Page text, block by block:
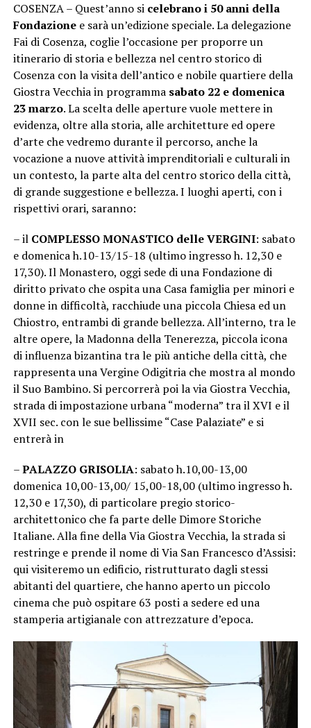
COSENZA – Quest’anno si celebrano i 50 anni della
Fondazionee sarà un’edizione speciale. La delegazione
Fai di Cosenza, coglie l’occasione per proporre un
itinerario di storia e bellezza nel centro storico di
Cosenza con la visita dell’antico e nobile quartiere della
Giostra Vecchia in programma sabato 22 e domenica
23 marzo. La scelta delle aperture vuole mettere in
evidenza, oltre alla storia, alle architetture ed opere
d’arte che vedremo durante il percorso, anche la
vocazione a nuove attività imprenditoriali e culturali in
un contesto, la parte alta del centro storico della città,
di grande suggestione e bellezza. I luoghi aperti, con i
rispettivi orari, saranno:
– il COMPLESSO MONASTICO delle VERGINI: sabato
e domenica h.10-13/15-18 (ultimo ingresso h. 12,30 e
17,30). Il Monastero, oggi sede di una Fondazione di
diritto privato che ospita una Casa famiglia per minori e
donne in difficoltà, racchiude una piccola Chiesa ed un
Chiostro, entrambi di grande bellezza. All’interno, tra le
altre opere, la Madonna della Tenerezza, piccola icona
di influenza bizantina tra le più antiche della città, che
rappresenta una Vergine Odigitria che mostra al mondo
il Suo Bambino. Si percorrerà poi la via Giostra Vecchia,
strada di impostazione urbana “moderna” tra il XVI e il
XVII sec. con le sue bellissime “Case Palaziate” e si
entrerà in
–PALAZZO GRISOLIA: sabato h.10,00-13,00
domenica 10,00-13,00/ 15,00-18,00 (ultimo ingresso h.
12,30 e 17,30), di particolare pregio storico-
architettonico che fa parte delle Dimore Storiche
Italiane. Alla fine della Via Giostra Vecchia, la strada si
restringe e prende il nome di Via San Francesco d’Assisi:
qui visiteremo un edificio, ristrutturato dagli stessi
abitanti del quartiere, che hanno aperto un piccolo
cinema che può ospitare 63 posti a sedere ed una
stamperia artigianale con attrezzature d’epoca.